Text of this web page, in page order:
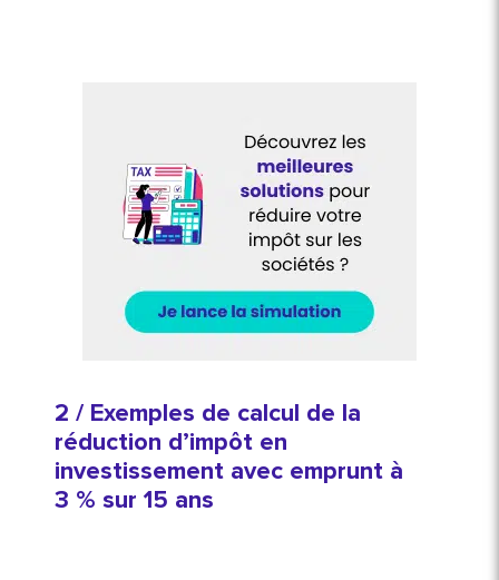
2 / Exemples de calcul de la
réduction d’impôt en
investissement avec emprunt à
3 % sur 15 ans